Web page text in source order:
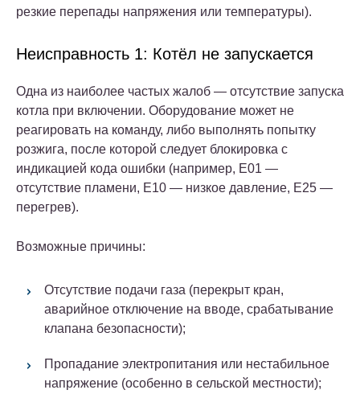
резкие перепады напряжения или температуры).
Неисправность 1: Котёл не запускается
Одна из наиболее частых жалоб — отсутствие запуска
котла при включении. Оборудование может не
реагировать на команду, либо выполнять попытку
розжига, после которой следует блокировка с
индикацией кода ошибки (например, E01 —
отсутствие пламени, E10 — низкое давление, E25 —
перегрев).
Возможные причины:
Отсутствие подачи газа (перекрыт кран,
аварийное отключение на вводе, срабатывание
клапана безопасности);
Пропадание электропитания или нестабильное
напряжение (особенно в сельской местности);